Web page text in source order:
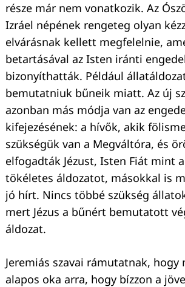
része már nem vonatkozik. Az
Izráel népének rengeteg olyan
elvárásnak kellett megfelelnie,
betartásával az Isten iránti
bizonyíthatták. Például
bemutatniuk bűneik miatt. Az új
azonban más módja van az
kifejezésének: a hívők, akik
szükségük van a Megváltóra, és
elfogadták Jézust, Isten Fiát mint
tökéletes áldozatot, másokkal is
jó hírt. Nincs többé szükség
mert Jézus a bűnért bemutatott
áldozat.
Jeremiás szavai rámutatnak,
alapos oka arra, hogy bízzon a
Keresés: